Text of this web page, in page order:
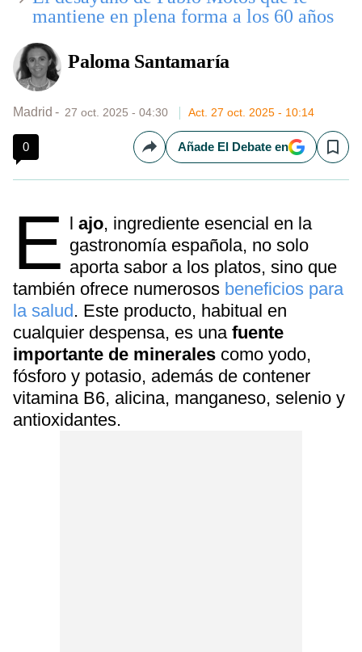
mantiene en plena forma a los 60 años
Paloma Santamaría
Madrid 27 oct. 2025 - 04:30 Act. 27 oct. 2025 - 10:14
0 CompartirAñade El Debate en Save
E lajo, ingrediente esencial en la
gastronomía española, no solo
aporta sabor a los platos, sino que
también ofrece numerosos beneficios para
la salud . Este producto, habitual en
cualquier despensa, es una fuente
importante de minerales como yodo,
fósforo y potasio, además de contener
vitamina B6, alicina, manganeso, selenio y
antioxidantes.